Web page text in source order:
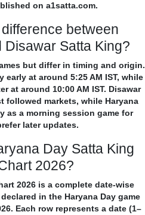
on a1satta.com.
between
Satta King?
but differ in timing and origin.
early at around 5:25 AM IST, while
at around 10:00 AM IST. Disawar
followed markets, while Haryana
as a morning session game for
later updates.
Day Satta King
2026?
2026 is a complete date-wise
in the Haryana Day game
Each row represents a date (1–